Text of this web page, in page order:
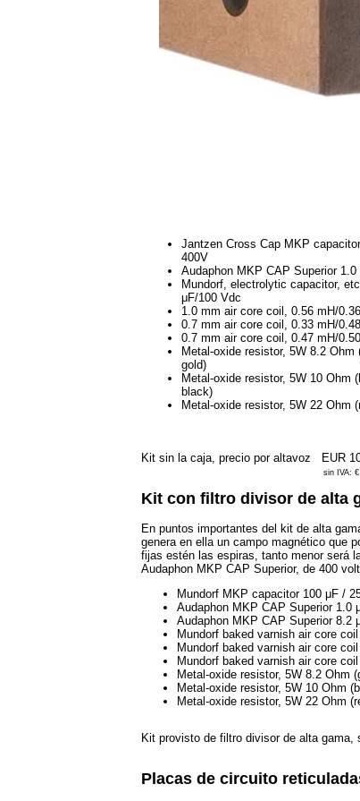
Jantzen Cross Cap MKP
400V
Audaphon MKP CAP Superior
Mundorf, electrolytic capacitor,
μF/100 Vdc
1.0 mm air core coil, 0.56 mH/
0.7 mm air core coil, 0.33 mH/
0.7 mm air core coil, 0.47 mH/
Metal-oxide resistor, 5W 8.2 Ohm
gold)
Metal-oxide resistor, 5W 10 Ohm
black)
Metal-oxide resistor, 5W 22 Ohm
Kit sin la caja, precio por altavoz EUR
sin IVA:
Kit con filtro divisor de alta
En puntos importantes del kit de alta
genera en ella un campo magnético que
fijas estén las espiras, tanto menor será
Audaphon MKP CAP Superior, de 400
Mundorf MKP capacitor 100 μF /
Audaphon MKP CAP Superior 1.0
Audaphon MKP CAP Superior 8.2
Mundorf baked varnish air core
Mundorf baked varnish air core
Mundorf baked varnish air core
Metal-oxide resistor, 5W 8.2 Ohm
Metal-oxide resistor, 5W 10 Ohm
Metal-oxide resistor, 5W 22 Ohm
Kit provisto de filtro divisor de alta gama,
Placas de circuito